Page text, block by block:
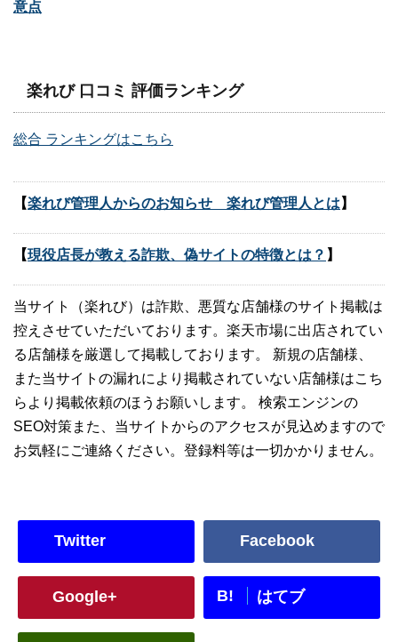
意点
楽れび 口コミ 評価ランキング
総合 ランキングはこちら
【楽れび管理人からのお知らせ 楽れび管理人とは 】
【現役店長が教える詐欺、偽サイトの特徴とは？ 】
当サイト（楽れび）は詐欺、悪質な店舗様のサイト掲載は
控えさせていただいております。楽天市場に出店されてい
る店舗様を厳選して掲載しております。 新規の店舗様、
また当サイトの漏れにより掲載されていない店舗様はこち
らより掲載依頼のほうお願いします。 検索エンジンの
SEO対策また、当サイトからのアクセスが見込めますので
お気軽にご連絡ください。登録料等は一切かかりません。
Twitter Facebook
Google+ B! はてブ